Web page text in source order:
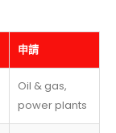
申請
Oil & gas,
power plants